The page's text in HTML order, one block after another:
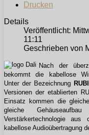
Drucken
Details
Veröffentlicht:
11:11
Geschrieben von
Nach der
bekommt die kabellose
Unter der Bezeichnung
Versionen der etablierten
Einsatz kommen die
gleiche
Verstärkertechnologie
kabellose Audioübertragung